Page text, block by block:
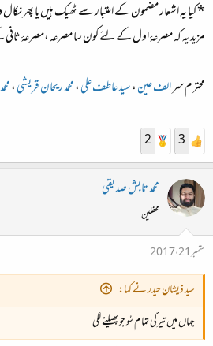
* کیا یہ اشعار مضمون کے اعتبار سے ٹھیک ہیں یا پھر
مزید یہ کہ مصرعہٴ اول کے لئے کون سا مصرعہ
محترم سرالف عین،سید عاطف علی،محمد ریحان قریشی،
3
2
محمد تابش صدیقی
محفلین
ستمبر 21، 2017
سید ذیشان حیدر نے کہا:
جہاں میں تیرگی تمام سُو جو پھیلنے لگی